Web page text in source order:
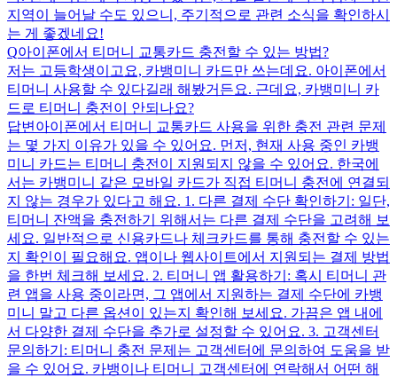
지역이 늘어날 수도 있으니, 주기적으로 관련 소식을 확인하시
는 게 좋겠네요!
Q아이폰에서 티머니 교통카드 충전할 수 있는 방법?
저는 고등학생이고요, 카뱅미니 카드만 쓰는데요. 아이폰에서
티머니 사용할 수 있다길래 해봤거든요. 근데요, 카뱅미니 카
드로 티머니 충전이 안되나요?
답변 아이폰에서 티머니 교통카드 사용을 위한 충전 관련 문제
는 몇 가지 이유가 있을 수 있어요. 먼저, 현재 사용 중인 카뱅
미니 카드는 티머니 충전이 지원되지 않을 수 있어요. 한국에
서는 카뱅미니 같은 모바일 카드가 직접 티머니 충전에 연결되
지 않는 경우가 있다고 해요. 1. 다른 결제 수단 확인하기: 일단,
티머니 잔액을 충전하기 위해서는 다른 결제 수단을 고려해 보
세요. 일반적으로 신용카드나 체크카드를 통해 충전할 수 있는
지 확인이 필요해요. 앱이나 웹사이트에서 지원되는 결제 방법
을 한번 체크해 보세요. 2. 티머니 앱 활용하기: 혹시 티머니 관
련 앱을 사용 중이라면, 그 앱에서 지원하는 결제 수단에 카뱅
미니 말고 다른 옵션이 있는지 확인해 보세요. 가끔은 앱 내에
서 다양한 결제 수단을 추가로 설정할 수 있어요. 3. 고객센터
문의하기: 티머니 충전 문제는 고객센터에 문의하여 도움을 받
을 수 있어요. 카뱅이나 티머니 고객센터에 연락해서 어떤 해